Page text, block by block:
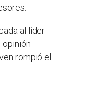
al líder
opinión
rompió el